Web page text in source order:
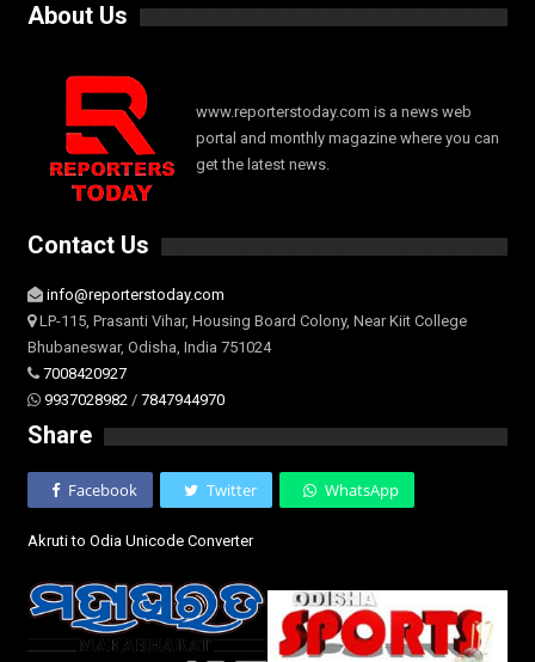
About Us
www.reporterstoday.com is a news web
portal and monthly magazine where you can
get the latest news.
Contact Us
info@reporterstoday.com
LP-115, Prasanti Vihar, Housing Board Colony, Near Kiit College
Bhubaneswar, Odisha, India 751024
7008420927
9937028982 / 7847944970
Share
Facebook Twitter WhatsApp
Akruti to Odia Unicode Converter